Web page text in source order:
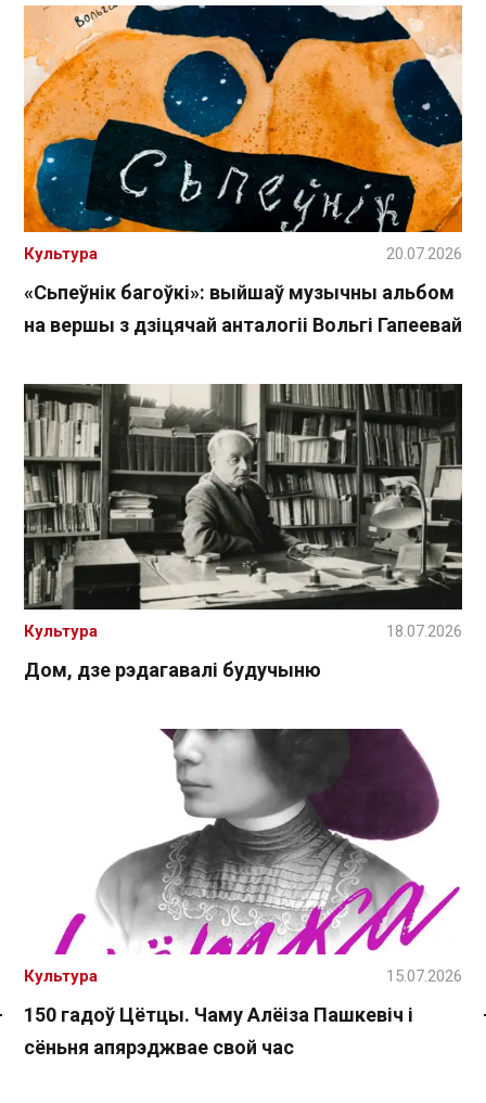
Спасылка без VPN
«Сьпеўнік багоўкі»: выйшаў музычны альбом
на вершы з дзіцячай анталогіі Вольгі Гапеевай
Культура 20.07.2026
Дом, дзе рэдагавалі будучыню
Культура 18.07.2026
150 гадоў Цётцы. Чаму Алёіза Пашкевіч і
сёньня апярэджвае свой час
Культура 15.07.2026